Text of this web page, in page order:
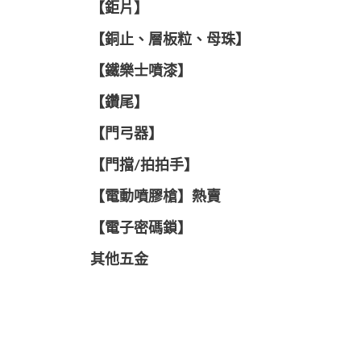
【鉅片】
【銅止、層板粒、母珠】
【鐵樂士噴漆】
【鑽尾】
【門弓器】
【門擋/拍拍手】
【電動噴膠槍】熱賣
【電子密碼鎖】
其他五金